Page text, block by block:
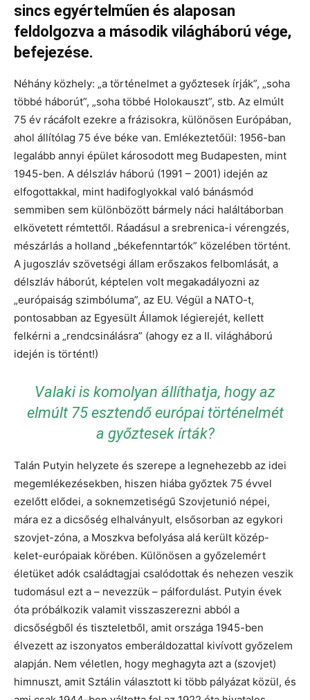
sincs egyértelműen és alaposan
feldolgozva a második világháború vége,
befejezése.
Néhány közhely: „a történelmet a győztesek írják”, „soha
többé háborút”, „soha többé Holokauszt”, stb. Az elmúlt
75 év rácáfolt ezekre a frázisokra, különösen Európában,
ahol állítólag 75 éve béke van. Emlékeztetőül: 1956-ban
legalább annyi épület károsodott meg Budapesten, mint
1945-ben. A délszláv háború (1991 – 2001) idején az
elfogottakkal, mint hadifoglyokkal való bánásmód
semmiben sem különbözött bármely náci haláltáborban
elkövetett rémtettől. Ráadásul a srebrenica-i vérengzés,
mészárlás a holland „békefenntartók” közelében történt.
A jugoszláv szövetségi állam erőszakos felbomlását, a
délszláv háborút, képtelen volt megakadályozni az
„európaiság szimbóluma”, az EU. Végül a NATO-t,
pontosabban az Egyesült Államok légierejét, kellett
felkérni a „rendcsinálásra” (ahogy ez a II. világháború
idején is történt!)
Valaki is komolyan állíthatja, hogy az
elmúlt 75 esztendő európai történelmét
a győztesek írták?
Talán Putyin helyzete és szerepe a legnehezebb az idei
megemlékezésekben, hiszen hiába győztek 75 évvel
ezelőtt elődei, a soknemzetiségű Szovjetunió népei,
mára ez a dicsőség elhalványult, elsősorban az egykori
szovjet-zóna, a Moszkva befolyása alá került közép-
kelet-európaiak körében. Különösen a győzelemért
életüket adók családtagjai csalódottak és nehezen veszik
tudomásul ezt a – nevezzük – pálfordulást. Putyin évek
óta próbálkozik valamit visszaszerezni abból a
dicsőségből és tiszteletből, amit országa 1945-ben
élvezett az iszonyatos emberáldozattal kivívott győzelem
alapján. Nem véletlen, hogy meghagyta azt a (szovjet)
himnuszt, amit Sztálin választott ki több pályázat közül, és